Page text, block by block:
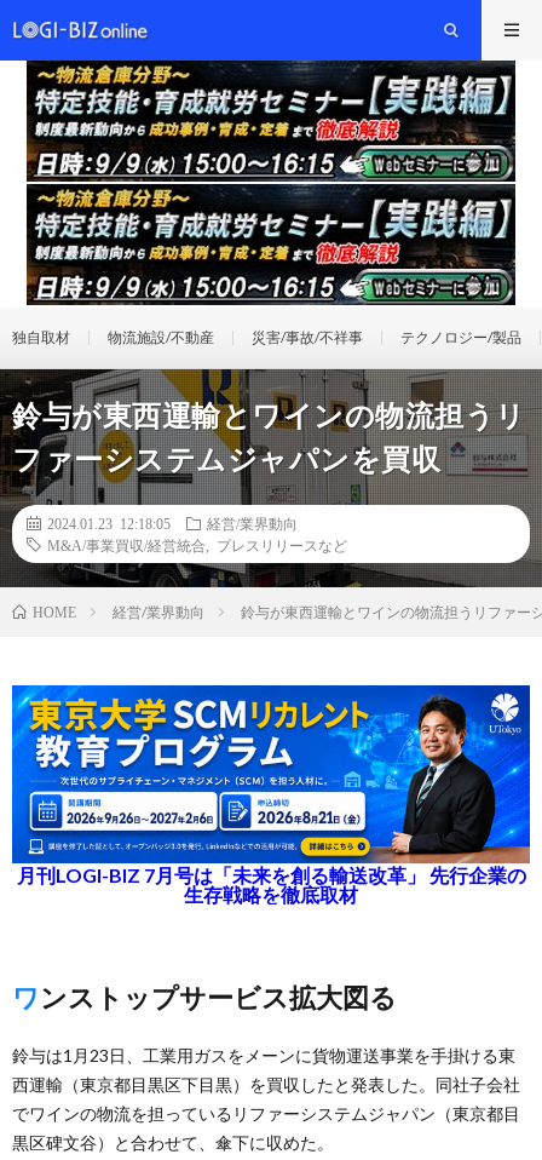
独自取材 物流施設/不動産 災害/事故/不祥事 テクノロジー/製品
鈴与が東西運輸とワインの物流担うリ
ファーシステムジャパンを買収
2024.01.23 12:18:05
経営/業界動向
M&A/事業買収/経営統合
プレスリリースなど
HOME 経営/業界動向 鈴与が東西運輸とワインの物流担うリファー
月刊LOGI-BIZ 7月号は「未来を創る輸送改革」 先行企業の
生存戦略を徹底取材
ワンストップサービス拡大図る
鈴与は1月23日、工業用ガスをメーンに貨物運送事業を手掛ける東
西運輸（東京都目黒区下目黒）を買収したと発表した。同社子会社
でワインの物流を担っているリファーシステムジャパン（東京都目
黒区碑文谷）と合わせて、傘下に収めた。